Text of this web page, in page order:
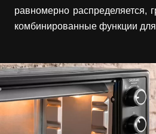
равномерно распределяется,
комбинированные функции